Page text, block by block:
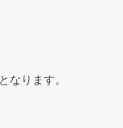
なります。